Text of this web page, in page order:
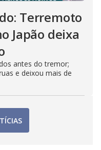
Terremoto
Japão deixa
antes do tremor;
e deixou mais de